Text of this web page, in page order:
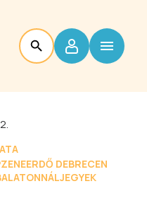
ZENEERDŐ DEBRECEN
JEGYEK